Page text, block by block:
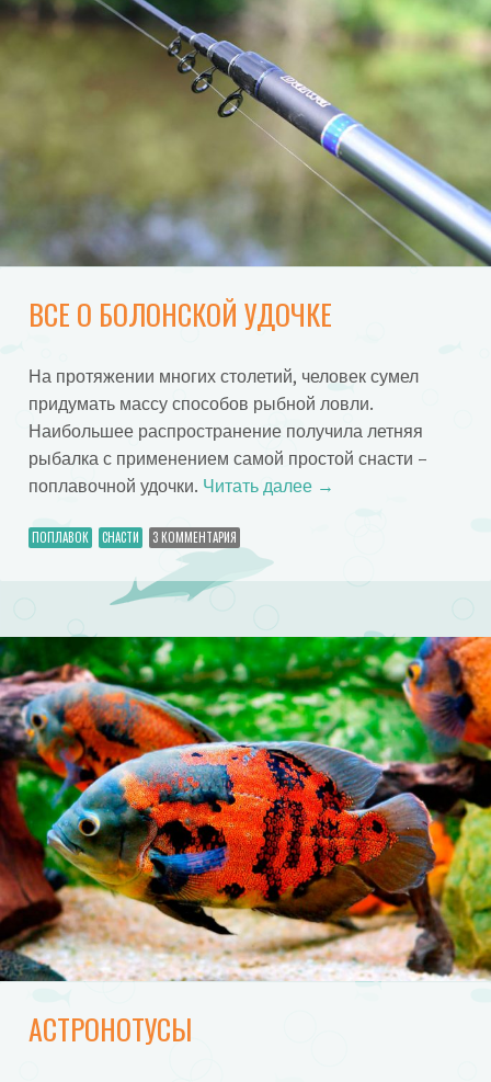
ВСЕ О БОЛОНСКОЙ УДОЧКЕ
На протяжении многих столетий, человек сумел
придумать массу способов рыбной ловли.
Наибольшее распространение получила летняя
рыбалка с применением самой простой снасти –
поплавочной удочки. Читать далее →
ПОПЛАВОК СНАСТИ 3 КОММЕНТАРИЯ
АСТРОНОТУСЫ